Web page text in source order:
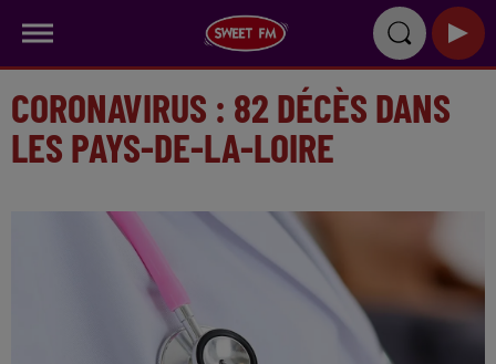
CORONAVIRUS : 82 DÉCÈS DANS
LES PAYS-DE-LA-LOIRE